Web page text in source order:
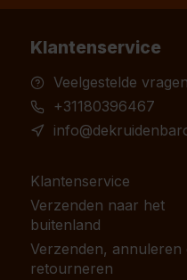
Klantenservice
Veelgestelde vragen
+31180396467
Klantenservice
Verzenden naar het
buitenland
Verzenden, annuleren
retourneren